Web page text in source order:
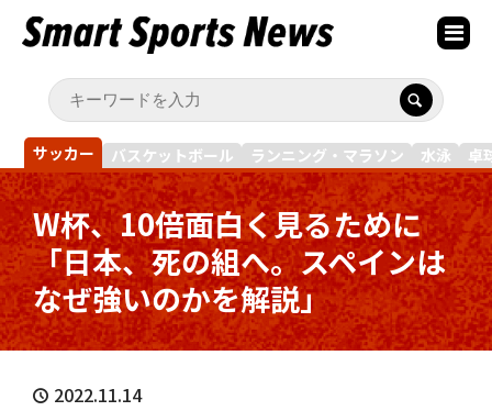
サッカー バスケットボール ランニング・マラソン 水泳 卓
W杯、10倍面白く見るために
「日本、死の組へ。スペインは
なぜ強いのかを解説」
2022.11.14